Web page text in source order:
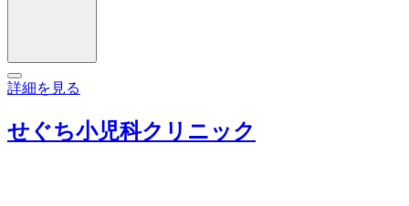
詳細を見る
せぐち小児科クリニック